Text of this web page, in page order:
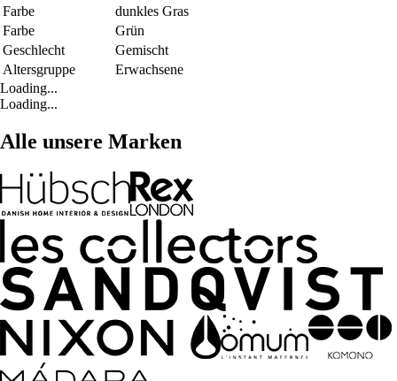
Farbe
dunkles Gras
Farbe
Grün
Geschlecht
Gemischt
Altersgruppe
Erwachsene
Loading...
Loading...
Alle unsere Marken